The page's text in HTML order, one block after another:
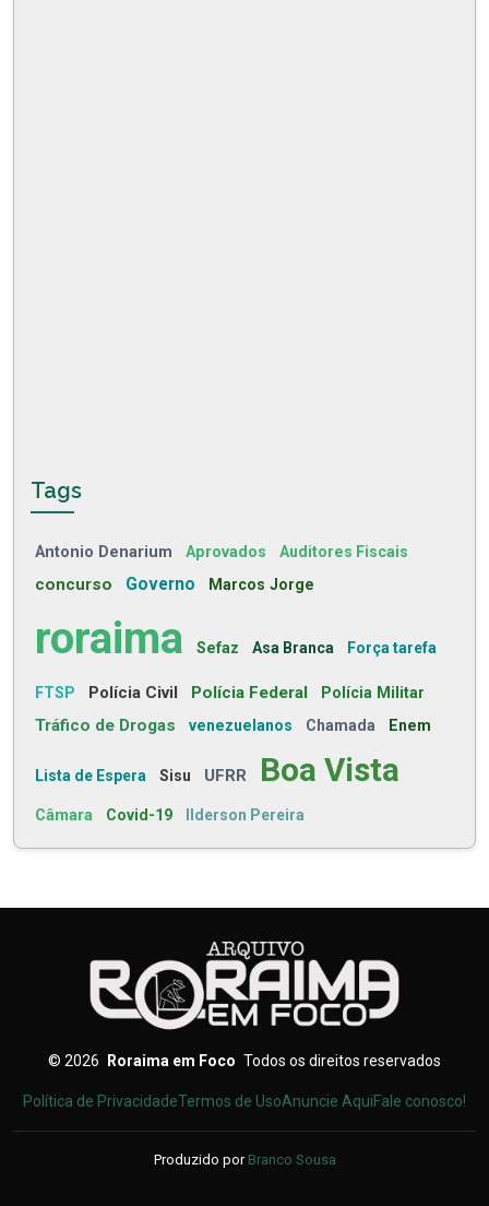
Tags
Antonio Denarium Aprovados Auditores Fiscais
concurso Governo Marcos Jorge
roraima Sefaz Asa Branca Força tarefa
FTSP Polícia Civil Polícia Federal Polícia Militar
Tráfico de Drogas venezuelanos Chamada Enem
Lista de Espera Sisu UFRR Boa Vista
Câmara Covid-19 Ilderson Pereira
© 2026 Roraima em Foco Todos os direitos reservados
Política de PrivacidadeTermos de UsoAnuncie AquiFale conosco!
Produzido por Branco Sousa